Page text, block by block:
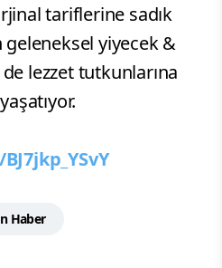
tariflerine sadık
geleneksel yiyecek &
lezzet tutkunlarına
Haber